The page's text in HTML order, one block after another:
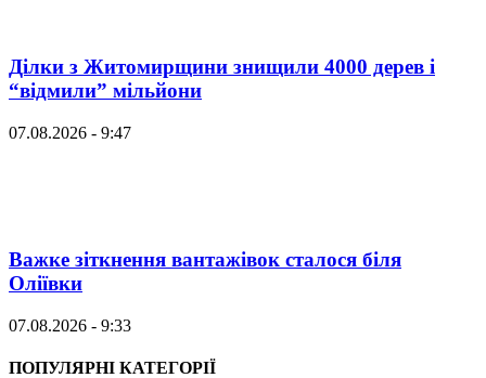
Ділки з Житомирщини знищили 4000 дерев і
“відмили” мільйони
07.08.2026 - 9:47
Важке зіткнення вантажівок сталося біля
Оліївки
07.08.2026 - 9:33
ПОПУЛЯРНІ КАТЕГОРІЇ